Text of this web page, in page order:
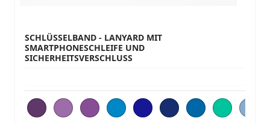
SCHLÜSSELBAND - LANYARD MIT
SMARTPHONESCHLEIFE UND
SICHERHEITSVERSCHLUSS